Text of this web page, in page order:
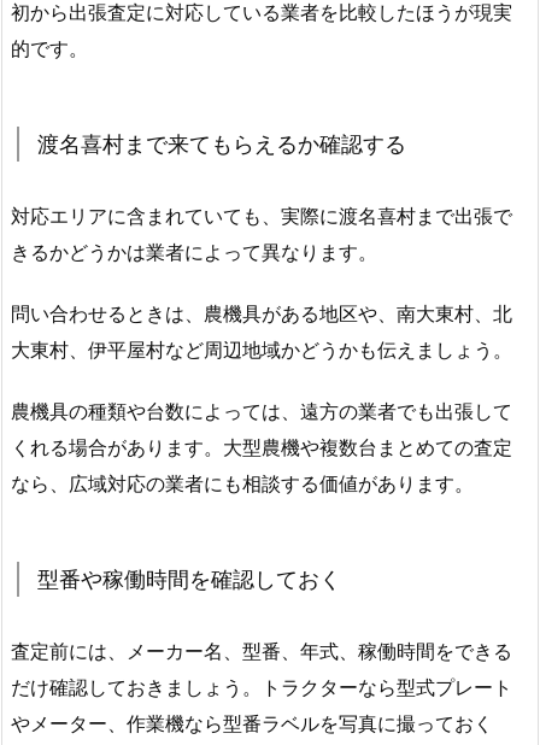
初から出張査定に対応している業者を比較したほうが現実
的です。
渡名喜村まで来てもらえるか確認する
対応エリアに含まれていても、実際に渡名喜村まで出張で
きるかどうかは業者によって異なります。
問い合わせるときは、農機具がある地区や、南大東村、北
大東村、伊平屋村など周辺地域かどうかも伝えましょう。
農機具の種類や台数によっては、遠方の業者でも出張して
くれる場合があります。大型農機や複数台まとめての査定
なら、広域対応の業者にも相談する価値があります。
型番や稼働時間を確認しておく
査定前には、メーカー名、型番、年式、稼働時間をできる
だけ確認しておきましょう。トラクターなら型式プレート
やメーター、作業機なら型番ラベルを写真に撮っておく